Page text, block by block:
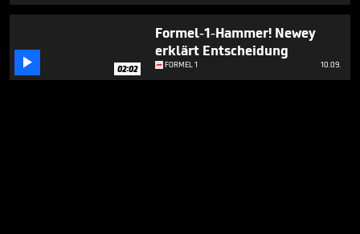
 02:02
Formel-1-Hammer! Newey
erklärt Entscheidung
FORMEL 1 10.09.